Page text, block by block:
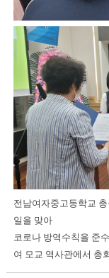
전남여자중고등학교
일을 맞아
코로나 방역수칙을 준
여 모교 역사관에서 총